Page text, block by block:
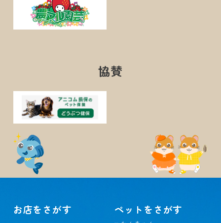
協賛
お店をさがす ペットをさがす